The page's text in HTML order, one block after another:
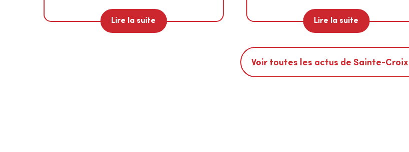
Lire la suite Lire la suite
Voir toutes les actus de Sainte-Croix